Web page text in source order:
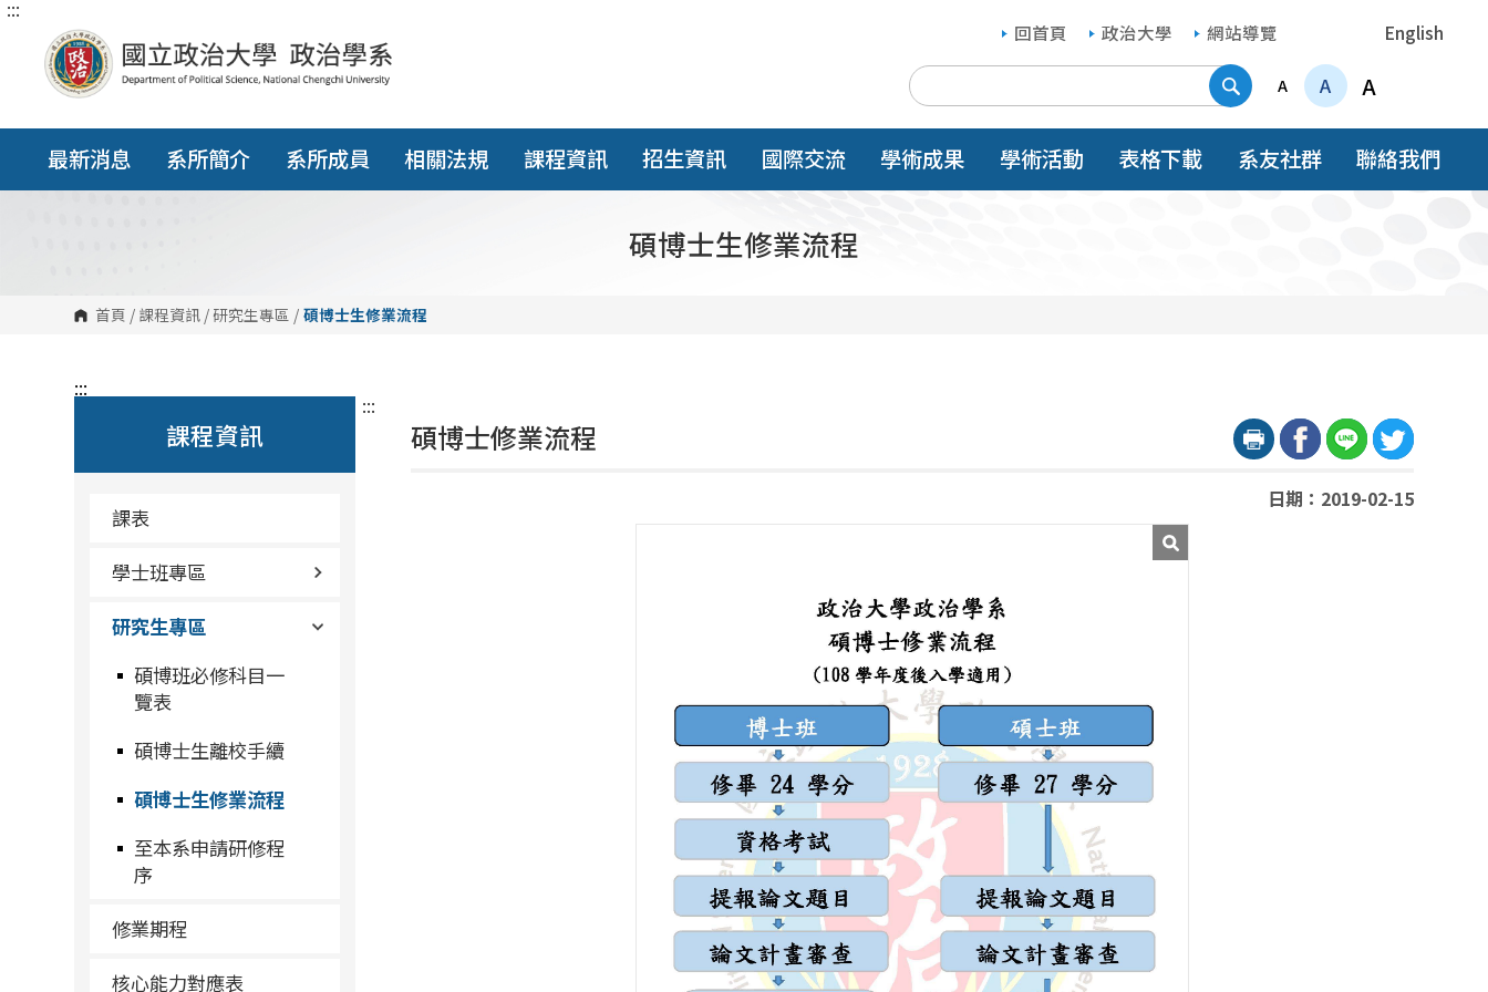
跳
塊
:::
回首頁 政治大學 網站導覽 English
搜尋A A A
最新消息 系所簡介 系所成員 相關法規 課程資訊 招生資訊 國際交流 學術成果 學術活動 表格下載 系友社群 聯絡我們
碩博士生修業流程
首頁 / 課程資訊 /研究生專區 / 碩博士生修業流程
:::
課程資訊
課表
學士班專區
研究生專區
碩博班必修科目一
覽表
碩博士生離校手續
碩博士生修業流程
至本系申請研修程
序
修業期程
核心能力對應表
:::
碩博士修業流程
日期：2019-02-15